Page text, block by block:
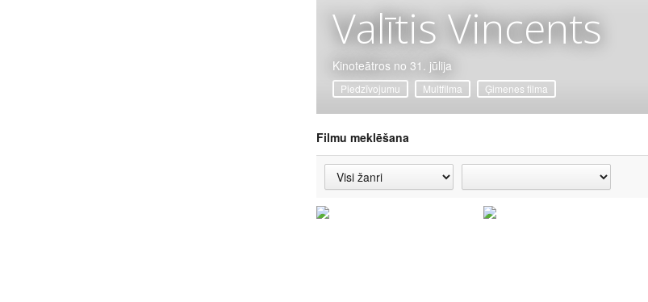
Valītis Vincents
Kinoteātros no 31. jūlija
Piedzīvojumu Multfilma Ģimenes filma
Filmu meklēšana